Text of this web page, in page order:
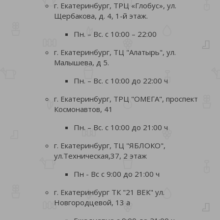
г. Екатеринбург, ТРЦ «Глобус», ул.
Щербакова, д. 4, 1-й этаж.
Пн. – Вс. с 10:00 – 22:00
г. Екатеринбург, ТЦ "Алатырь", ул.
Малышева, д 5.
Пн. – Вс. с 10:00 до 22:00 ч
г. Екатеринбург, ТРЦ "ОМЕГА", проспект
Космонавтов, 41
Пн. – Вс. с 10:00 до 21:00 ч
г. Екатеринбург, ТЦ "ЯБЛОКО",
ул.Техническая,37, 2 этаж
Пн - Вс с 9:00 до 21:00 ч
г. Екатеринбург ТК "21 ВЕК" ул.
Новгородцевой, 13 а